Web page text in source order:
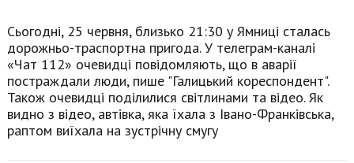
Сьогодні, 25 червня, близько 21:30 у Ямниці сталась
дорожньо-траспортна пригода. У телеграм-каналі
«Чат 112» очевидці повідомляють, що в аварії
постраждали люди, пише "Галицький кореспондент".
Також очевидці поділилися світлинами та відео. Як
видно з відео, автівка, яка їхала з Івано-Франківська,
раптом виїхала на зустрічну смугу